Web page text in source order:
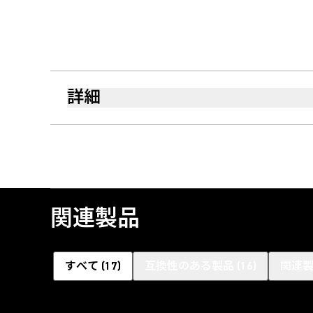
詳細
関連製品
すべて (17)